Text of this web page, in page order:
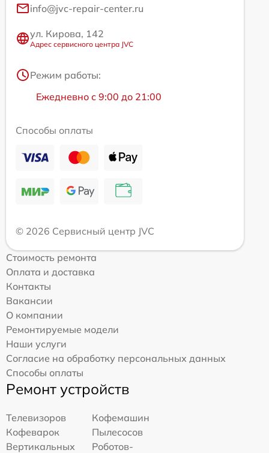
info@jvc-repair-center.ru
ул. Кирова, 142
Адрес сервисного центра JVC
Режим работы:
Ежедневно с 9:00 до 21:00
Способы оплаты
© 2026 Сервисный центр JVC
Стоимость ремонта
Оплата и доставка
Контакты
Вакансии
О компании
Ремонтируемые модели
Наши услуги
Согласие на обработку персональных данных
Способы оплаты
Ремонт устройств
Телевизоров
Кофемашин
Кофеварок
Пылесосов
Вертикальных
Роботов-